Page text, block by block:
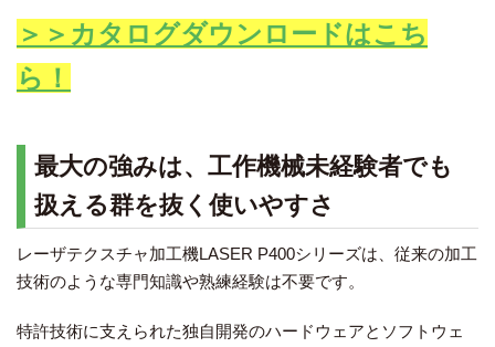
＞＞カタログダウンロードはこち
ら！
最大の強みは、工作機械未経験者でも
扱える群を抜く使いやすさ
レーザテクスチャ加工機LASER P400シリーズは、従来の加工
技術のような専門知識や熟練経験は不要です。
特許技術に支えられた独自開発のハードウェアとソフトウェ